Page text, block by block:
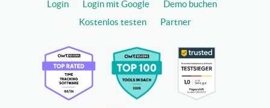
Login Login mit Google
Demo buchen
Kostenlos testen
Partner